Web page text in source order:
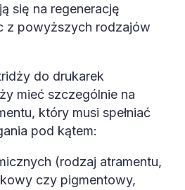
się na regenerację
z powyższych rodzajów
do drukarek
mieć szczególnie na
który musi spełniać
pod kątem:
(rodzaj atramentu,
czy pigmentowy,